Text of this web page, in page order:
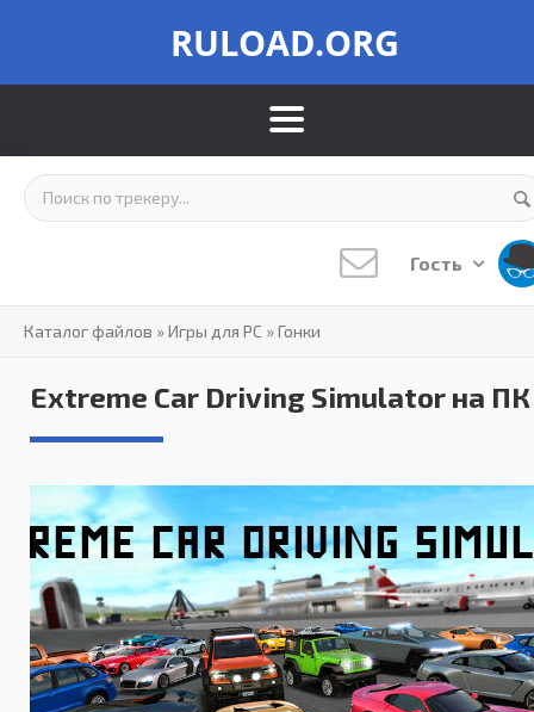
RULOAD.ORG
Гость
Каталог файлов »Игры для PC »Гонки
Extreme Car Driving Simulator на ПК